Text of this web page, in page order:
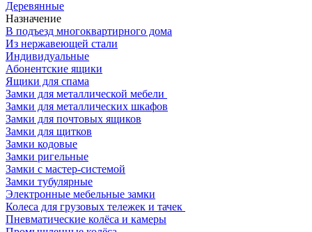
Деревянные
Назначение
В подъезд многоквартирного дома
Из нержавеющей стали
Индивидуальные
Абонентские ящики
Ящики для спама
Замки для металлической мебели
Замки для металлических шкафов
Замки для почтовых ящиков
Замки для щитков
Замки кодовые
Замки ригельные
Замки с мастер-системой
Замки тубулярные
Электронные мебельные замки
Колеса для грузовых тележек и тачек
Пневматические колёса и камеры